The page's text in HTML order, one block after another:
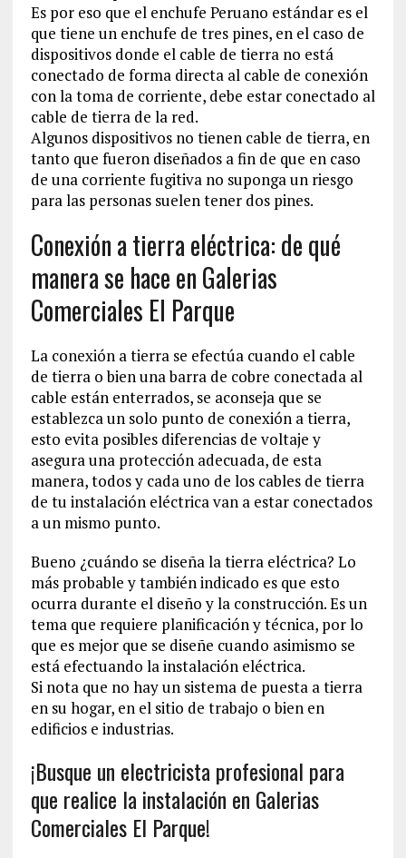
Es por eso que el enchufe Peruano estándar es el
que tiene un enchufe de tres pines, en el caso de
dispositivos donde el cable de tierra no está
conectado de forma directa al cable de conexión
con la toma de corriente, debe estar conectado al
cable de tierra de la red.
Algunos dispositivos no tienen cable de tierra, en
tanto que fueron diseñados a fin de que en caso
de una corriente fugitiva no suponga un riesgo
para las personas suelen tener dos pines.
Conexión a tierra eléctrica: de qué
manera se hace en Galerias
Comerciales El Parque
La conexión a tierra se efectúa cuando el cable
de tierra o bien una barra de cobre conectada al
cable están enterrados, se aconseja que se
establezca un solo punto de conexión a tierra,
esto evita posibles diferencias de voltaje y
asegura una protección adecuada, de esta
manera, todos y cada uno de los cables de tierra
de tu instalación eléctrica van a estar conectados
a un mismo punto.
Bueno ¿cuándo se diseña la tierra eléctrica? Lo
más probable y también indicado es que esto
ocurra durante el diseño y la construcción. Es un
tema que requiere planificación y técnica, por lo
que es mejor que se diseñe cuando asimismo se
está efectuando la instalación eléctrica.
Si nota que no hay un sistema de puesta a tierra
en su hogar, en el sitio de trabajo o bien en
edificios e industrias.
¡Busque un electricista profesional para
que realice la instalación en Galerias
Comerciales El Parque!